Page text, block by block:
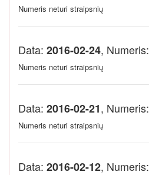
Numeris neturi straipsnių
Data: 2016-02-24, Numeris:
Numeris neturi straipsnių
Data: 2016-02-21, Numeris:
Numeris neturi straipsnių
Data: 2016-02-12, Numeris: